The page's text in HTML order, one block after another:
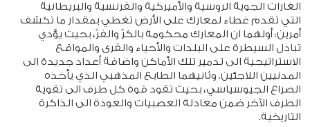
الغارات الجوية الروسية والأميركية والفرنسية والبريطانية
التي تقدم غطاء لمعارك على الأرض تغطي بمقدار ما تكشف
أمرين: أولهما ان المعارك محكومة بالكرّ والفرّ، بحيث يؤدي
تبادل السيطرة على البلدات والأحياء والقرى والمواقع
الاستراتيجية الى تدمير تلك الأماكن واضافة أعداد جديدة الى
المدنيين اللاجئين. وثانيهما الطابع المذهبي الذي يأخذه
الصراع الجيوسياسي، بحيث تقود قوة كل طرف الى تقوية
الطرف الآخر ضمن معادلة العصبيات والعودة الى الذاكرة
التاريخية.